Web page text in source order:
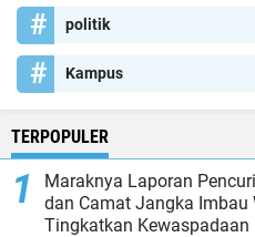
politik
Kampus
TERPOPULER
Maraknya Laporan
dan Camat Jangka Imbau
Tingkatkan Kewaspadaan